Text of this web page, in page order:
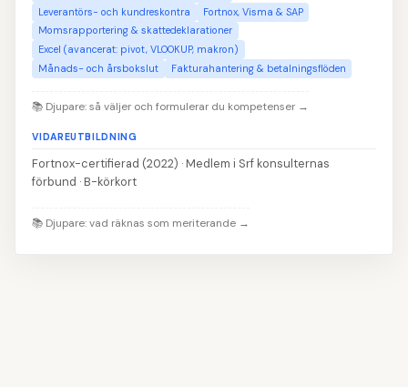
Leverantörs- och kundreskontra
Fortnox, Visma & SAP
Momsrapportering & skattedeklarationer
Excel (avancerat: pivot, VLOOKUP, makron)
Månads- och årsbokslut
Fakturahantering & betalningsflöden
📚 Djupare: så väljer och formulerar du kompetenser →
VIDAREUTBILDNING
Fortnox-certifierad (2022) · Medlem i Srf konsulternas
förbund · B-körkort
📚 Djupare: vad räknas som meriterande →